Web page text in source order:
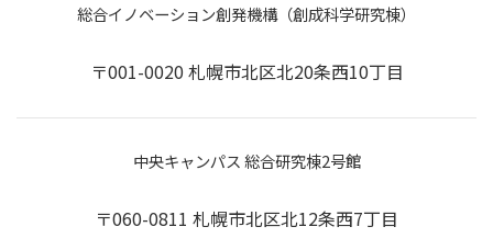
総合イノベーション創発機構（創成科学研究棟）
〒001-0020 札幌市北区北20条西10丁目
中央キャンパス 総合研究棟2号館
〒060-0811 札幌市北区北12条西7丁目